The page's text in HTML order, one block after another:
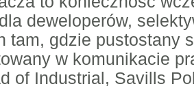
deweloperów,
tam, gdzie pustostany
w komunikacie
of Industrial, Savills